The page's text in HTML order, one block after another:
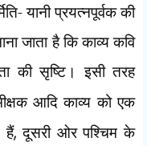
यानी प्रयत्नपूर्वक की
जाता है कि काव्य कवि
की सृष्टि। इसी तरह
आदि काव्य को एक
हैं,दूसरी ओर पश्चिम के